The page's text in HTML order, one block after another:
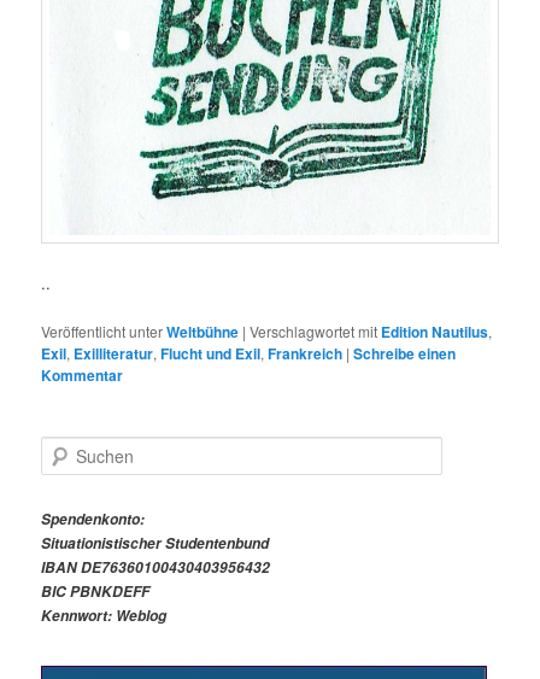
..
Veröffentlicht unterWeltbühne |Verschlagwortet mit Edition Nautilus,
Exil, Exilliteratur,Flucht und Exil,Frankreich |Schreibe einen
Kommentar
u
h
e
n
Spendenkonto:
Situationistischer Studentenbund
IBAN DE76360100430403956432
BIC PBNKDEFF
Kennwort: Weblog